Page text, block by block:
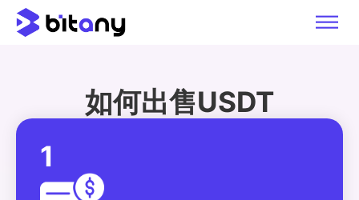
如何出售USDT
1